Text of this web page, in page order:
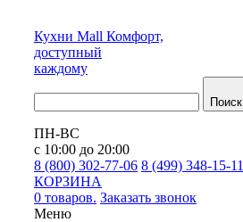
Кухни Mall Комфорт,
доступный
каждому
Поиск
ПН-ВС
с 10:00 до 20:00
8 (800) 302-77-06 8 (499) 348-15-11
КОРЗИНА
0 товаров. Заказать звонок
Меню